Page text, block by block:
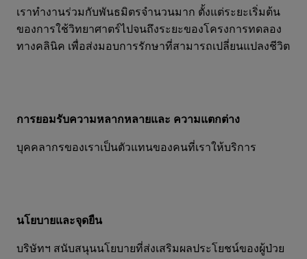
เราทํางานร่วมกับพันธมิตรจํานวนมาก ตั้งแต่ระยะเริ่มต้น
ของการใช้วิทยาศาตร์ไปจนถึงระยะของโครงการทดลอง
ทางคลินิค เพื่อส่งมอบการรักษาที่สามารถเปลี่ยนแปลงชีวิต
การยอมรับความหลากหลายและ ความแตกต่าง
บุคคลากรของเราเป็นตัวแทนของคนที่เราให้บริการ
นโยบายและจุดยืน
บริษัทฯ สนับสนุนนโยบายที่ส่งเสริมผลประโยชน์ของผู้ป่วย